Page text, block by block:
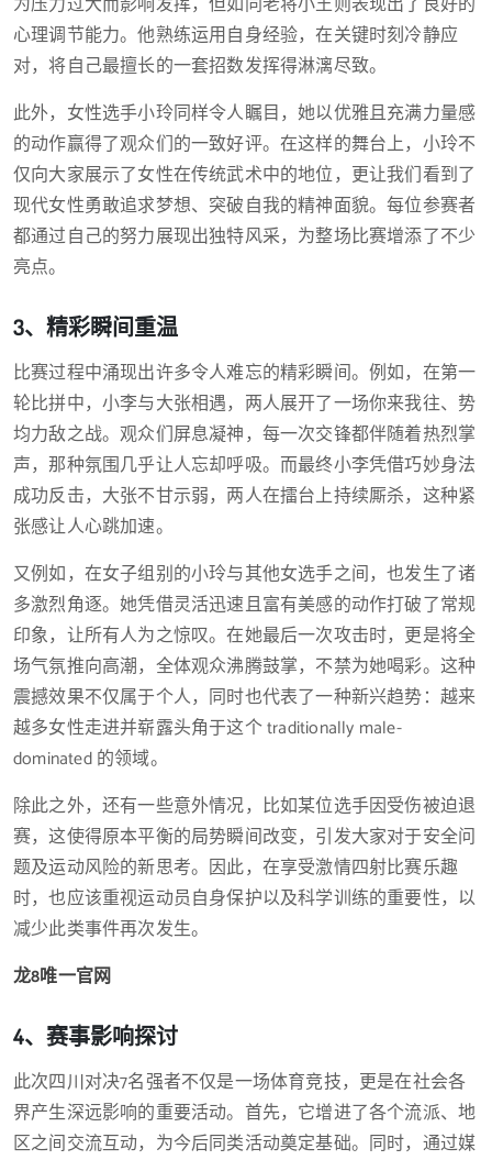
心理调节能力。他熟练运用自身经验，在关键时刻冷静应
对，将自己最擅长的一套招数发挥得淋漓尽致。
此外，女性选手小玲同样令人瞩目，她以优雅且充满力量感
的动作赢得了观众们的一致好评。在这样的舞台上，小玲不
仅向大家展示了女性在传统武术中的地位，更让我们看到了
现代女性勇敢追求梦想、突破自我的精神面貌。每位参赛者
都通过自己的努力展现出独特风采，为整场比赛增添了不少
亮点。
3、精彩瞬间重温
比赛过程中涌现出许多令人难忘的精彩瞬间。例如，在第一
轮比拼中，小李与大张相遇，两人展开了一场你来我往、势
均力敌之战。观众们屏息凝神，每一次交锋都伴随着热烈掌
声，那种氛围几乎让人忘却呼吸。而最终小李凭借巧妙身法
成功反击，大张不甘示弱，两人在擂台上持续厮杀，这种紧
张感让人心跳加速。
又例如，在女子组别的小玲与其他女选手之间，也发生了诸
多激烈角逐。她凭借灵活迅速且富有美感的动作打破了常规
印象，让所有人为之惊叹。在她最后一次攻击时，更是将全
场气氛推向高潮，全体观众沸腾鼓掌，不禁为她喝彩。这种
震撼效果不仅属于个人，同时也代表了一种新兴趋势：越来
越多女性走进并崭露头角于这个 traditionally male-
dominated 的领域。
除此之外，还有一些意外情况，比如某位选手因受伤被迫退
赛，这使得原本平衡的局势瞬间改变，引发大家对于安全问
题及运动风险的新思考。因此，在享受激情四射比赛乐趣
时，也应该重视运动员自身保护以及科学训练的重要性，以
减少此类事件再次发生。
龙8唯一官网
4、赛事影响探讨
此次四川对决7名强者不仅是一场体育竞技，更是在社会各
界产生深远影响的重要活动。首先，它增进了各个流派、地
区之间交流互动，为今后同类活动奠定基础。同时，通过媒